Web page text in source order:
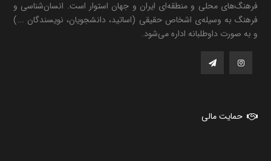
فرهنگ‌های محلی و منطقه‌ای ایران و جهان استوار است. انسان‌شناسی و
فرهنگ به وسیله‌ی اشخاص حقیقی (اساتید، دانشجویان، نویسندگان ...)
و به صورت داوطلبانه اداره می‌شود.
حمایت مالی